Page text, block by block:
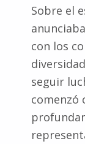
Sobre el
con los
seguir
comenzó